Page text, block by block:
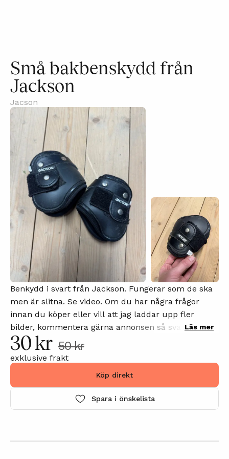
Små bakbenskydd från
Jackson
Jacson
Benkydd i svart från Jackson. Fungerar som de ska
men är slitna. Se video. Om du har några frågor
innan du köper eller vill att jag laddar upp fler
bilder, kommentera gärna annonsen så svarar jag på
din kommentar så snart som möjligt.
Läs mer
30 kr 50 kr
exklusive frakt
Köp direkt
Spara i önskelista